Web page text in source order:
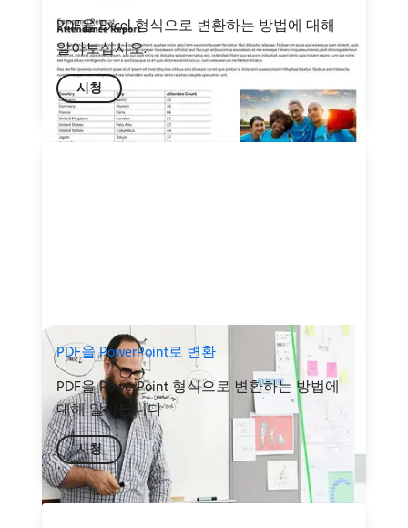
PDF을 Excel 형식으로 변환하는 방법에 대해
알아보십시오.
시청
PDF을 PowerPoint로 변환
PDF을 PowerPoint 형식으로 변환하는 방법에
대해 알아봅니다
시청